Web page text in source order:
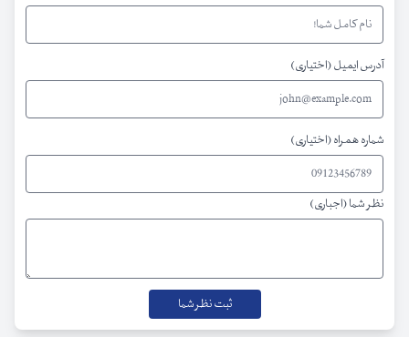
آدرس ایمیل (اختیاری)
شماره همراه (اختیاری)
نظر شما (اجباری)